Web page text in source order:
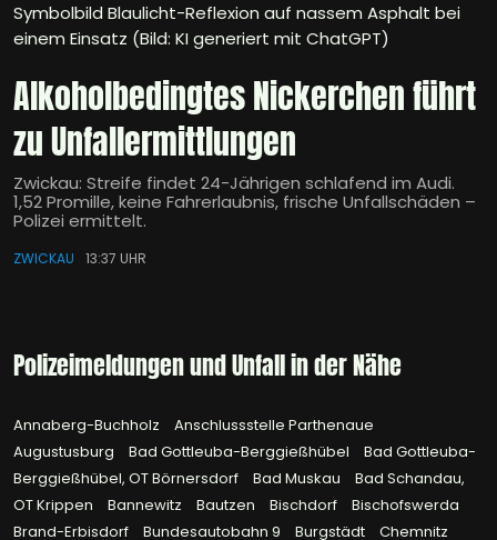
Symbolbild Blaulicht-Reflexion auf nassem Asphalt bei
einem Einsatz (Bild: KI generiert mit ChatGPT)
Alkoholbedingtes Nickerchen führt
zu Unfallermittlungen
Zwickau: Streife findet 24-Jährigen schlafend im Audi.
1,52 Promille, keine Fahrerlaubnis, frische Unfallschäden –
Polizei ermittelt.
ZWICKAU 13:37 UHR
Polizeimeldungen und Unfall in der Nähe
Annaberg-Buchholz
Anschlussstelle Parthenaue
Augustusburg
Bad Gottleuba-Berggießhübel
Bad Gottleuba-
Berggießhübel, OT Börnersdorf
Bad Muskau
Bad Schandau,
OT Krippen
Bannewitz Bautzen Bischdorf
Bischofswerda
Brand-Erbisdorf
Bundesautobahn 9 Burgstädt
Chemnitz